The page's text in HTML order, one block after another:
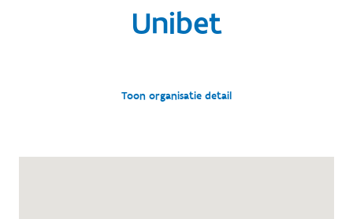
Unibet
Toon organisatie detail